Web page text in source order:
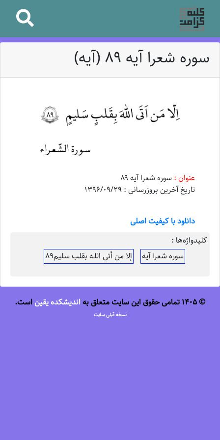
سوره شعرا آیه ۸۹ (آیه)
عنوان : سوره شعرا آیه ۸۹
تاریخ آخرین بروزرسانی : 1396/09/29
دانلود با کیفیت اصلی
کلیدواژه‌ها :
سوره شعرا آیه
إلا من أتى اللـه بقلب سلیم89
© 1405 تمامی حقوق این سایت متعلق به اندیشکده یقین است.
نسخه قبلی سایت